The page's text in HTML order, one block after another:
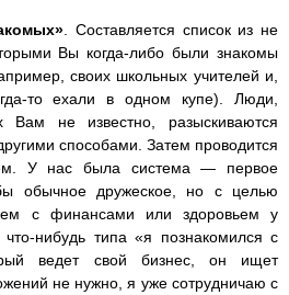
. Составляется список из не
Вы когда-либо были знакомы
своих школьных учителей и,
то ехали в одном купе). Люди,
Вам не известно, разыскиваются
способами. Затем проводится
У нас была система — первое
обычное дружеское, но с целью
с финансами или здоровьем у
нибудь типа «я познакомился с
ведет свой бизнес, он ищет
не нужно, я уже сотрудничаю с